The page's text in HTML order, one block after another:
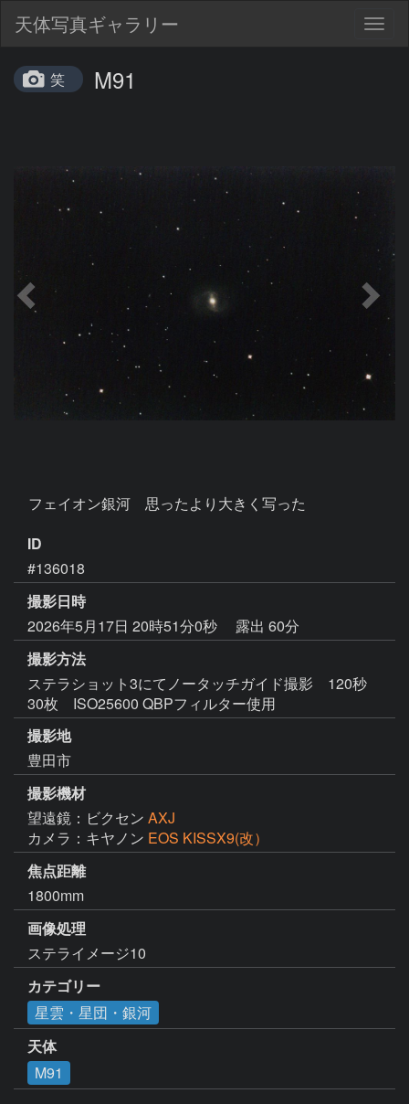
天体写真ギャラリー
笑 M91
フェイオン銀河　思ったより大きく写った
ID
#136018
撮影日時
2026年5月17日 20時51分0秒
露出 60分
撮影方法
ステラショット3にてノータッチガイド撮影 120秒
30枚 ISO25600 QBPフィルター使用
撮影地
豊田市
撮影機材
望遠鏡：ビクセン AXJ
カメラ：キヤノン EOS KISSX9(改）
焦点距離
1800mm
画像処理
ステライメージ10
カテゴリー
星雲・星団・銀河
天体
M91